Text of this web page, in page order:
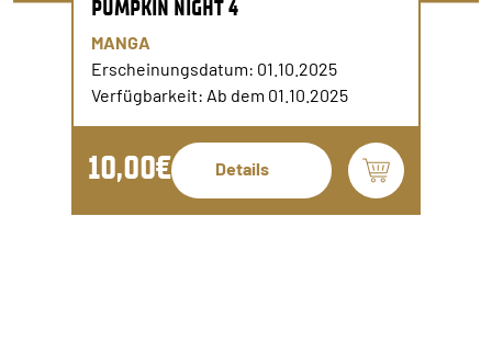
PUMPKIN NIGHT 4
MANGA
Erscheinungsdatum: 01.10.2025
Verfügbarkeit: Ab dem 01.10.2025
10,00€ Details